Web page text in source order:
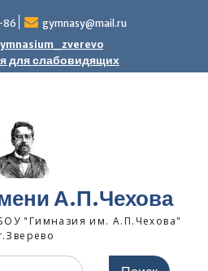
86
gymnasy@mail.ru
для слабовидящих
А.П.Чехова
"Гимназия им. А.П.Чехова"